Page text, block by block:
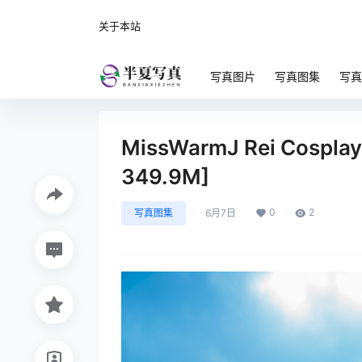
关于本站
写真图片 写真图集 写
MissWarmJ Rei
349.9M]
写真图集 6月7日 0 2